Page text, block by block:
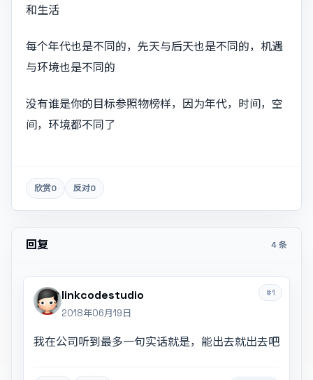
和生活
每个年代也是不同的，先天与后天也是不同的，机遇
与环境也是不同的
没有谁是你的目标参照物榜样，因为年代，时间，空
间，环境都不同了
欣赏0 反对0
回复 4 条
#1
linkcodestudio
2018年06月19日
我在公司听到最多一句实话就是，能出去就出去吧